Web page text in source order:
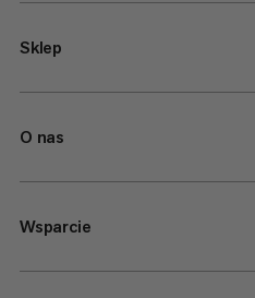
Sklep
O nas
Wsparcie